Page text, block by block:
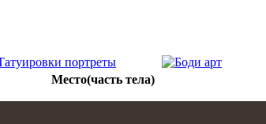
Место(часть тела)